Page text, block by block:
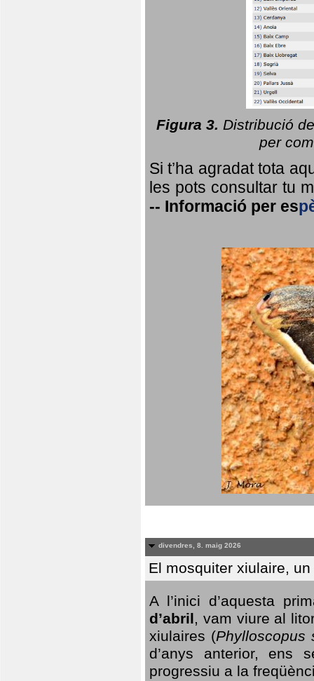
Figura 3. Distribució
per
Si t’ha agradat tota
les pots consultar tu
-- Informació per es
divendres, 8. maig 2026
El mosquiter xiulaire,
A l’inici d’aquesta
d’abril, vam viure al
xiulaires (Phylloscopus
d’anys anterior, ens
progressiu a la